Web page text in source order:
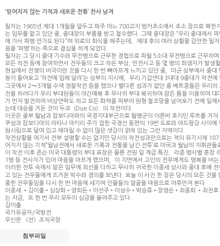
'믿어지지 않는 기적과 새로운 전통’ 찬사 남겨
필자는 1965년 제대 1개월을 앞두고 파주 어느 700고지 벙커초소에서 초소 장으로 북
는 임무를 맡고 있던 중, 중대장의 부름을 받고 철수했다. 그때 중대장은 “우리 중대에서
에 가서 파병 안가도 된다”며 위로의 회식을 해주는데，제대 후의 여러 상황을 감안한 필
음을 ‘파병’하는 쪽으로 결심을 하게 되었다.
필자는 그 당시 중대 기수와 무전병으로 근무한 경험으로 파월 5소대 무전병으로 근무하
모든 작전 등에 참여하면서 전우들의 크고 작은 부상, 안전사고 등 몇 명의 희생자가 발생
현실에서 전쟁의 비극이란 것을 다시 한 번 뼈아프게 느끼고 있던 중，미군 상부에서 중
청이 들어오고 ‘작전에 임해 달라’는 상부의 지시에，우리 기갑연대 3대대 9중대가 작전에
그곳에서 2〜3개월 수색 정찰작전 등을 했으나 별다른 성과가 없던 중 베트콩들은 우리
전을 하려다가 우리 부대원들이 야간매복 후 무사히 부대 복귀하여 잠든 틈을 이용하여
가 먼저 발견하여 비상연락도 하고 모든 화력을 퍼부어 원형 철조망을 넘어오기 전에 일
는데 대승을 거둔 것이 두코（Due Co） 의 작전이다.
이곳은 중부 월남과 캄보디아와의 국경지대부근으로 월맹군의 이른바 호치민 루트를 거
쿠성과 캄보디아의 라타나 아키리 주가 접한 국경선 동편의 19번 도로와 야드랑강 사이
원시림으로 덮여 있고 헤아릴 수 없이 많은 샛강이 얽혀 있는 그런 지역이다.
작전상황을 여기서 전부 설명할 수는 없지만 당시의 작전성과만으로는 적의 유기시체
어지지 않는 기적“월남전에서 새로운 기록과 전통을 남긴 전투’로 미국과 월남의 지휘관
이 작전 이후 존슨 미국 대통령의 부대 표창은 물론 전원 일 계급 특진，각종 병사별 훈장
1명 등 전사자가 있어 마음을 아프게 했으며，이 지면에서 고인의 전우에게도 명복을 비
이러한 전투 속에서 맡은 임무에 최선을 다하고 무사히 귀국한 이종세 상사와 중대 후배
고 있는 전우들에게 뜨거운 박수와 경의를 보낸다. 오늘 이 사진 한 장은 당시의 모든 것
중한 전우들임을 다시 한 번 마음에 새기며 인물들의 얼굴을 마음으로 어루만져 본다.
이종세 •김이출•심상화•양희돈•이선주•이성수•박승류•장영순•최종희 •최천호•
는 지금，또 한 번 우리 모두의 심금을 울려주고 있다.
김이출
국가유공자/국방전
우신문 （전）조직국장
첨부파일